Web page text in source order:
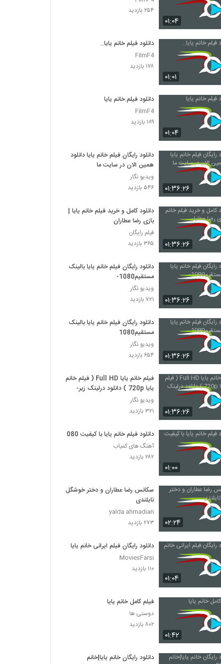
۰۱:۰۴
۲۵۴ بازدید
۰۱:۰۱
دانلود فیلم خانم یایا..
FilmF4
۱۷۸ بازدید
۰۱:۰۴
دانلود فیلم.خانم یایا
FilmF4
۱۸۹ بازدید
۰۱:۳۶:۲۶
دانلود رایگان فیلم خانم یایا دانلود
همین الان در سایت ما
ویدیو نگار
۵۴۶ بازدید
۰۱:۳۶:۲۶
دانلود کامل و خرید فیلم خانم یایا |
بازی رضا عطاران
فیلم رایگان
۳۶۵ بازدید
۰۱:۳۶:۲۶
دانلود رایگان فیلم خانم یایا بالینک
مستقیم1080-
ویدیو نگار
۷۲۱ بازدید
۰۱:۳۶:۲۶
دانلود رایگان فیلم خانم یایا بالینک
مستقیم1080
ویدیو نگار
۶۵۴ بازدید
۰۱:۳۶:۲۶
فیلم خانم یایا Full HD ( فیلم خانم
یایا 720p ) دانلود درلینک زیر-
ویدیو نگار
۳۲۱ بازدید
۰۱:۰۰
دانلود فیلم خانم یایا با کیفیت 1080
آهنگ های کمیاب
۲۸۲ بازدید
۰۲:۲۴
سکانس رضا عطاران و دختر خوشگل
تایلندی
yalda ahmadian
۲۷۳ بازدید
۰۱:۰۴
دانلود رایگان فیلم ایرانی خانم یایا
MoviesFarsi
۱۱۰ بازدید
۰۱:۴۲
فیلم کامل خانم یایا
دوستی ها
۸۰۲ بازدید
دانلود رایگان خانم یایا|خانم